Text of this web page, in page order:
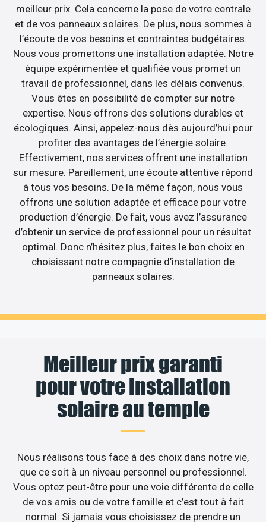
meilleur prix. Cela concerne la pose de votre centrale
et de vos panneaux solaires. De plus, nous sommes à
l’écoute de vos besoins et contraintes budgétaires.
Nous vous promettons une installation adaptée. Notre
équipe expérimentée et qualifiée vous promet un
travail de professionnel, dans les délais convenus.
Vous êtes en possibilité de compter sur notre
expertise. Nous offrons des solutions durables et
écologiques. Ainsi, appelez-nous dès aujourd’hui pour
profiter des avantages de l’énergie solaire.
Effectivement, nos services offrent une installation
sur mesure. Pareillement, une écoute attentive répond
à tous vos besoins. De la même façon, nous vous
offrons une solution adaptée et efficace pour votre
production d’énergie. De fait, vous avez l’assurance
d’obtenir un service de professionnel pour un résultat
optimal. Donc n’hésitez plus, faites le bon choix en
choisissant notre compagnie d’installation de
panneaux solaires.
Meilleur prix garanti
pour votre installation
solaire au temple
Nous réalisons tous face à des choix dans notre vie,
que ce soit à un niveau personnel ou professionnel.
Vous optez peut-être pour une voie différente de celle
de vos amis ou de votre famille et c’est tout à fait
normal. Si jamais vous choisissez de prendre un